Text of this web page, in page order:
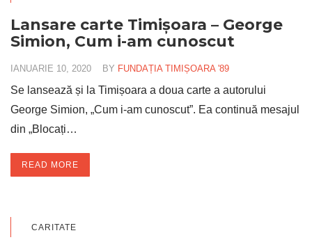
Lansare carte Timișoara – George
Simion, Cum i-am cunoscut
IANUARIE 10, 2020 BY FUNDAȚIA TIMIȘOARA '89
Se lansează și la Timișoara a doua carte a autorului
George Simion, „Cum i-am cunoscut”. Ea continuă mesajul
din „Blocați…
READ MORE
CARITATE